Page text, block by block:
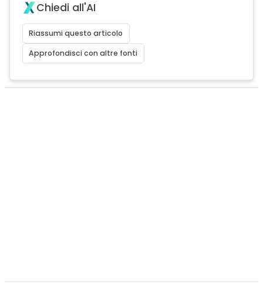
Chiedi all'AI
Riassumi questo articolo
Approfondisci con altre fonti